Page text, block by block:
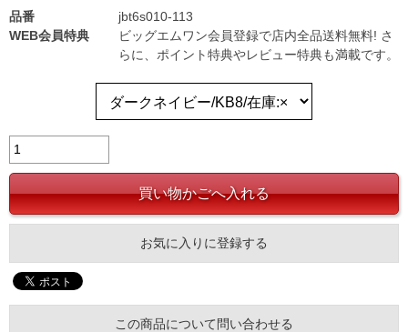
品番
jbt6s010-113
WEB会員特典
ビッグエムワン会員登録で店内全品送料無料! さ
らに、ポイント特典やレビュー特典も満載です。
お気に入りに登録する
この商品について問い合わせる